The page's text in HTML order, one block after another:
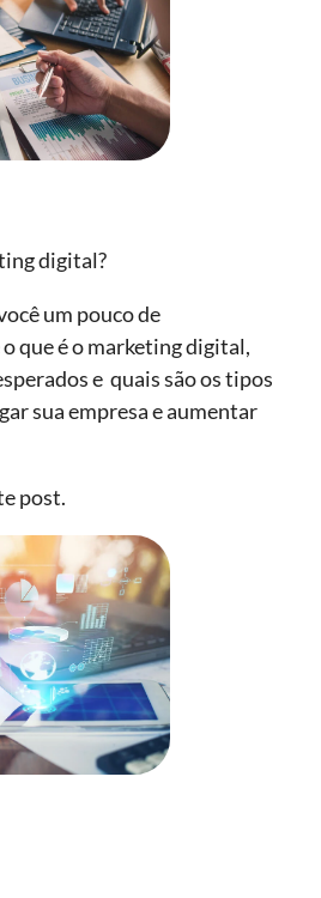
digital?
um pouco de
que é o marketing digital,
e quais são os tipos
sua empresa e aumentar
post.